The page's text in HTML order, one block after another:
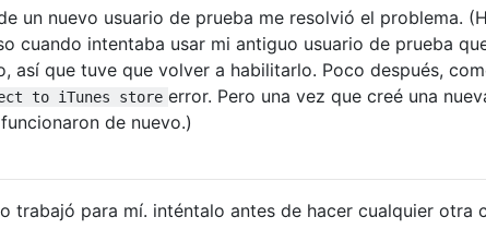
un nuevo usuario de prueba me resolvió el problema.
cuando intentaba usar mi antiguo usuario de prueba
así que tuve que volver a habilitarlo. Poco después,
to iTunes store error. Pero una vez que creé una
de nuevo.)
trabajó para mí. inténtalo antes de hacer cualquier otra